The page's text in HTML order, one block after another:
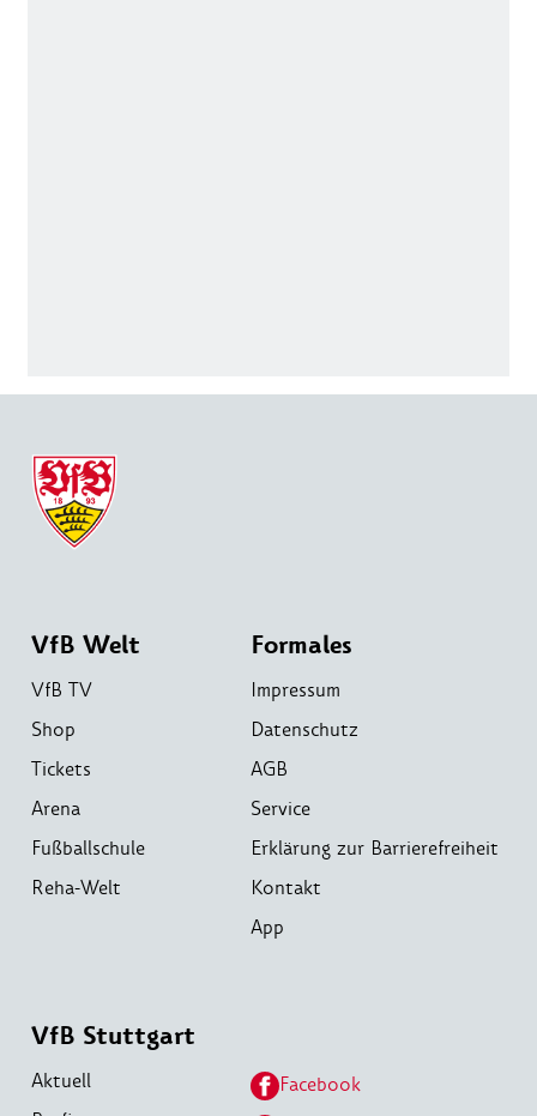
VfB Welt
VfB TV
Shop
Tickets
Arena
Fußballschule
Reha-Welt
Formales
Impressum
Datenschutz
AGB
Service
Erklärung zur Barrierefreiheit
Kontakt
App
VfB Stuttgart
Aktuell
Facebook